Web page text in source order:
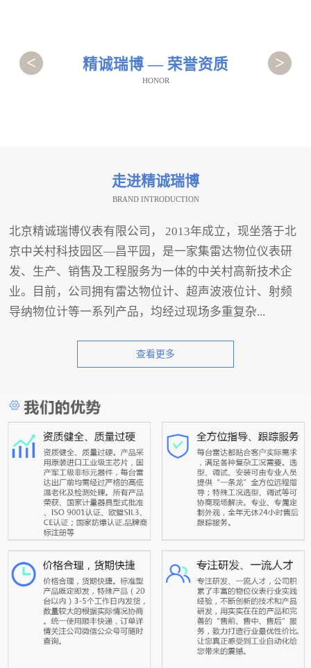
精诚瑞博 — 荣誉资质
HONOR
< >
走进精诚瑞博
BRAND INTRODUCTION
北京精诚瑞博仪表有限公司， 2013年成立，现坐落于北
京中关村科技园区—昌平园，是一家集雷达物位仪表研
发、生产、销售及工程服务为一体的中关村高新技术企
业。目前，公司拥有雷达物位计、超声波液位计、射频
导纳物位计等一系列产品，均经过现场多重复杂...
查看更多